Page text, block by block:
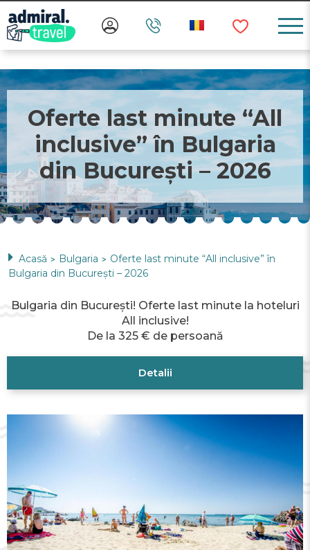
Oferte last minute “All
inclusive” în Bulgaria
din București – 2026
Acasă > Bulgaria > Oferte last minute “All inclusive” în
Bulgaria din București – 2026
Bulgaria din București! Oferte last minute la hoteluri
All inclusive!
De la 325 € de persoană
Detalii